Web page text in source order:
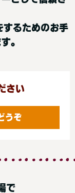
するためのお手
。
さい
うぞ
で